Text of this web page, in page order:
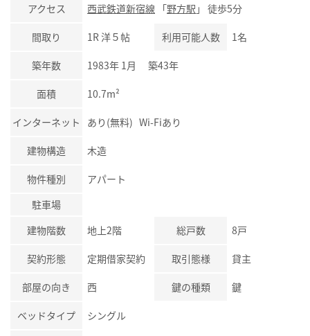
アクセス 西武鉄道新宿線 「野方駅 」 徒歩5分
間取り 1R 洋５帖 利用可能人数 1名
築年数 1983年 1月 築43年
面積 10.7m²
インターネット あり(無料) Wi-Fiあり
建物構造 木造
物件種別
アパート
駐車場
建物階数
地上2階 総戸数 8戸
契約形態 定期借家契約 取引態様 貸主
部屋の向き 西 鍵の種類 鍵
ベッドタイプ シングル